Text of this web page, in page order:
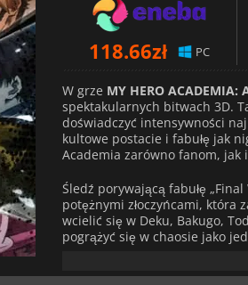
118.66zł PC
W grze MY HERO ACADEMIA:
spektakularnych bitwach 3D.
doświadczyć intensywności
kultowe postacie i fabułę jak
Academia zarówno fanom, jak
Śledź porywającą fabułę
potężnymi złoczyńcami, która
wcielić się w Deku, Bakugo,
pogrążyć się w chaosie jako